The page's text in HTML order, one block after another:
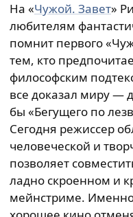
На «Чужой. Завет»
любителям
помнит первого
тем, кто
философским
все доказал миру —
бы «Бегущего по
Сегодня режиссер
человеческой и
позволяет
ладно скроенном и
мейнстриме.